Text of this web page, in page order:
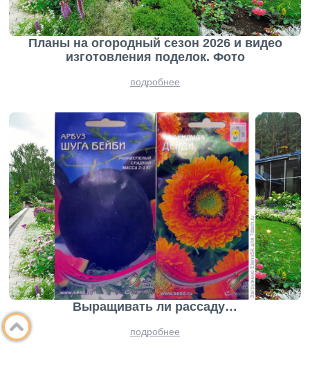
Планы на огородный сезон 2026 и видео
изготовления поделок. Фото
подробнее
Выращивать ли рассаду…
подробнее